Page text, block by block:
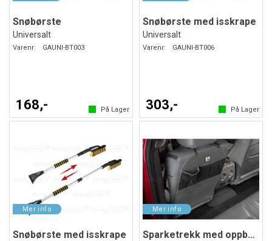
Snøbørste
Universalt
Varenr: GAUNI-BT003
168,- På Lager
Snøbørste med isskrape
Universalt
Varenr: GAUNI-BT006
303,- På Lager
Snøbørste med isskrape Sparketrekk med oppbevaring